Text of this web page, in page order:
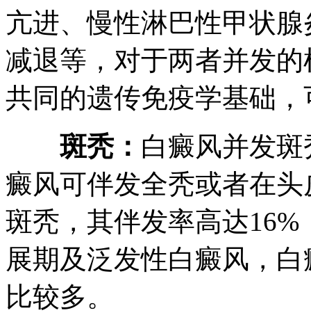
亢进、慢性淋巴性甲状
减退等，对于两者并发
共同的遗传免疫学基础
斑秃： 白癜风并发
癜风可伴发全秃或者在
斑秃，其伴发率高达
展期及泛发性白癜风，
比较多。